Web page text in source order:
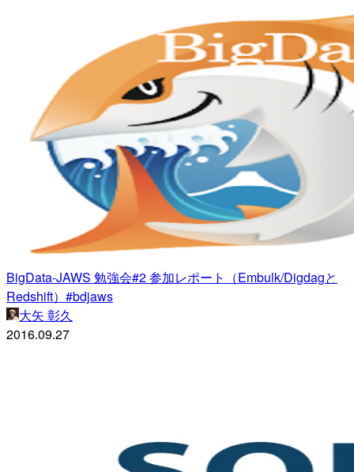
BigData-JAWS 勉強会#2 参加レポート（Embulk/Digdagと
Redshift）#bdjaws
大矢 彰久
2016.09.27